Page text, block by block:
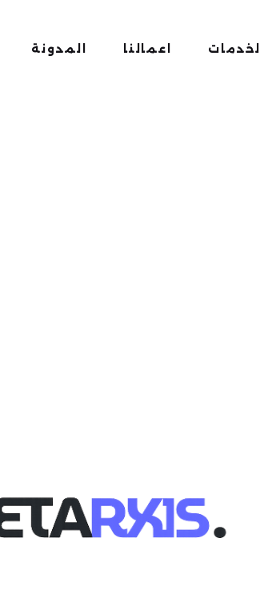
الخدمات اعمالنا المدونة